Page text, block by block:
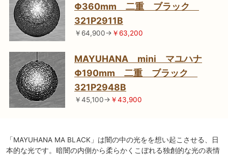
Φ360mm 二重 ブラック
321P2911B
￥64,900→ ￥63,200
MAYUHANA mini マユハナ
Φ190mm 二重 ブラック
321P2948B
￥45,100→ ￥43,900
「MAYUHANA MA BLACK」は闇の中の光をを想い起こさせる、日
本的な光です。暗闇の内側から柔らかくこぼれる独創的な光の表情